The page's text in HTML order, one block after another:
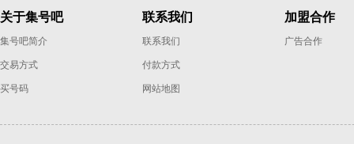
关于集号吧
集号吧简介
交易方式
买号码
联系我们
联系我们
付款方式
网站地图
加盟合作
广告合作